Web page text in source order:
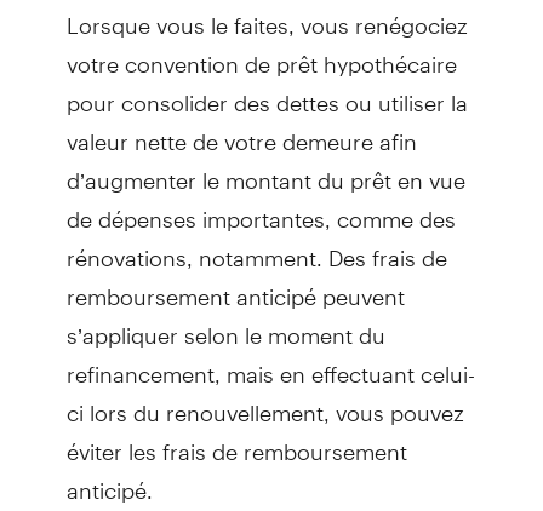
Lorsque vous le faites, vous renégociez
votre convention de prêt hypothécaire
pour consolider des dettes ou utiliser la
valeur nette de votre demeure afin
d’augmenter le montant du prêt en vue
de dépenses importantes, comme des
rénovations, notamment. Des frais de
remboursement anticipé peuvent
s’appliquer selon le moment du
refinancement, mais en effectuant celui-
ci lors du renouvellement, vous pouvez
éviter les frais de remboursement
anticipé.